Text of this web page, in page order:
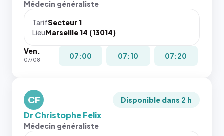
Médecin généraliste
TarifSecteur 1
LieuMarseille 14 (13014)
Ven.
07/08 07:00 07:10 07:20
CF Disponible dans 2 h
Dr Christophe Felix
Médecin généraliste